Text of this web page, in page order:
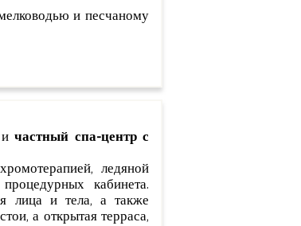
и песчаному
ичастный спа-центр с
ледяной
кабинета.
лица и тела, а также
а открытая терраса,